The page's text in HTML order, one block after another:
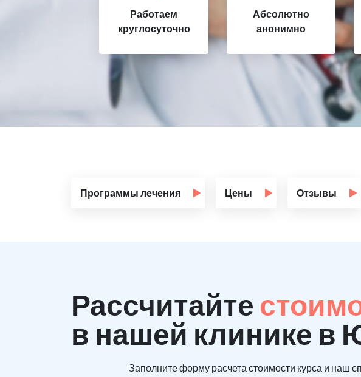
Работаем
круглосуточно
Абсолютно
анонимно
Программы лечения Цены Отзывы
Рассчитайте
в нашей клинике в
Заполните форму расчета стоимости курса и наш